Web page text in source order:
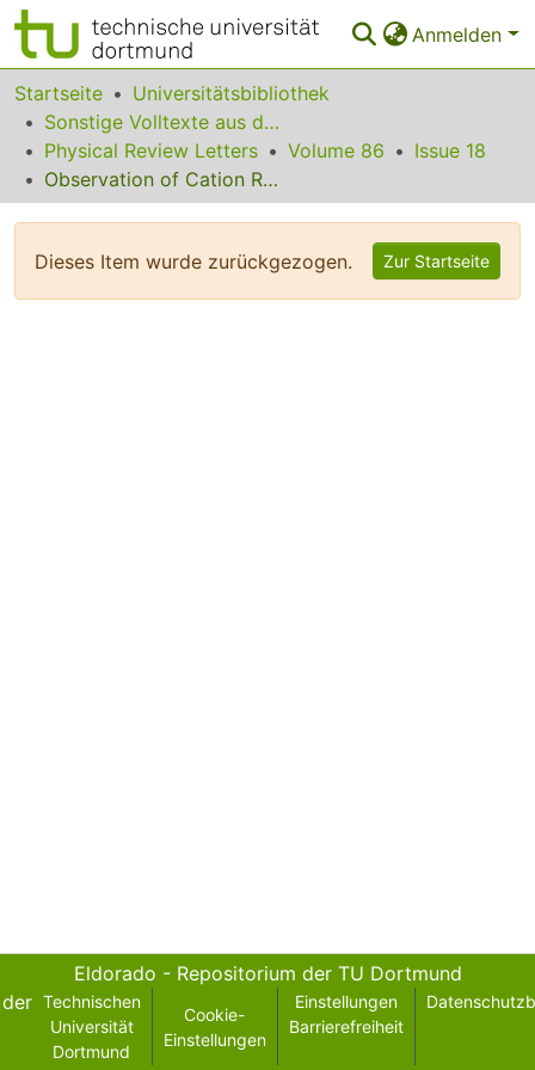
Anmelden
Bereiche & Sammlungen
Das gesamte Repositorium
Statistiken
Startseite
Universitätsbibliothek
Sonstige Volltexte aus dem Bibliotheksangebot
Physical Review Letters
Volume 86
Issue 18
Observation of Cation Reordering during the Olivine-Spinel Transition in Fayalite by In Situ Synchrotron X-Ray Diffraction at High Pressure and Temperature
Dieses Item wurde zurückgezogen. Zur Startseite
Eldorado - Repositorium der TU Dortmund
der Technischen
Universität
Dortmund
Cookie-
Einstellungen
Einstellungen
Barrierefreiheit